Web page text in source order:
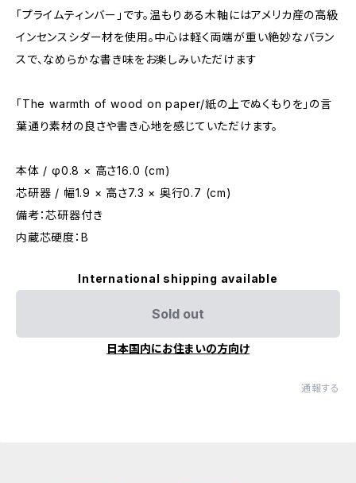
「プライムティンバー」です。温もりある木軸にはアメリカ産の高級
インセンスシダー材を使用。中心は軽く両端が重い絶妙なバラン
スで、なめらかな書き味をお楽しみいただけます
「The warmth of wood on paper/紙の上でぬくもりを」の言
葉通り素材の良さや書き心地を感じていただけます。
本体 / φ0.8 × 高さ16.0 (cm)
芯研器 / 幅1.9 × 高さ7.3 × 奥行0.7 (cm)
備考：芯研器付き
内蔵芯硬度：B
International shipping available
Sold out
日本国内にお住まいの方向け
通報する